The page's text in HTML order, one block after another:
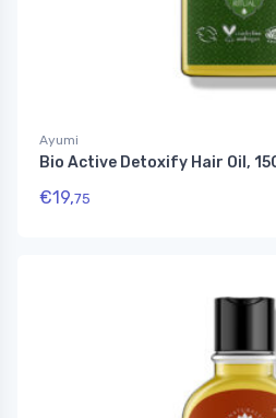
Ayumi
Bio Active Detoxify Hair Oil,
€19,75